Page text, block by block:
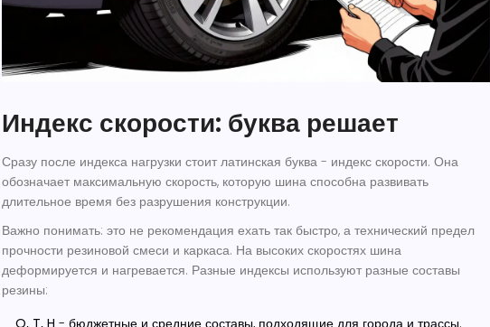
Индекс скорости: буква решает
Сразу после индекса нагрузки стоит латинская буква - индекс скорости. Она
обозначает максимальную скорость, которую шина способна развивать
длительное время без разрушения конструкции.
Важно понимать: это не рекомендация ехать так быстро, а технический предел
прочности резиновой смеси и каркаса. На высоких скоростях шина
деформируется и нагревается. Разные индексы используют разные составы
резины: